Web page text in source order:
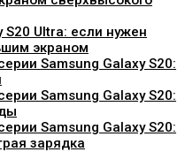
S20 Ultra: если нужен
экраном
Samsung Galaxy S20:
Samsung Galaxy S20:
Samsung Galaxy S20:
зарядка